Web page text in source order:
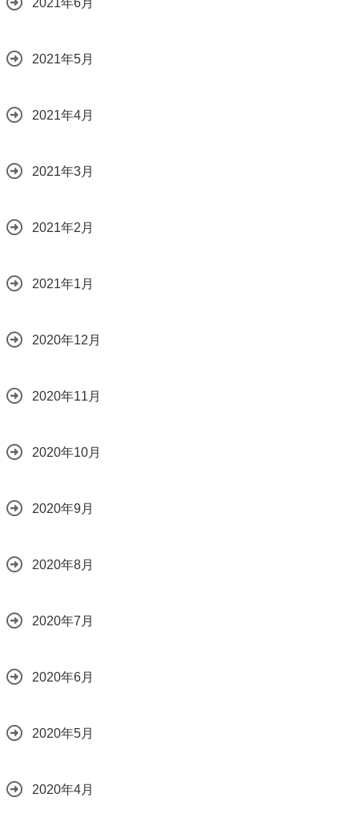
2021年6月
2021年5月
2021年4月
2021年3月
2021年2月
2021年1月
2020年12月
2020年11月
2020年10月
2020年9月
2020年8月
2020年7月
2020年6月
2020年5月
2020年4月